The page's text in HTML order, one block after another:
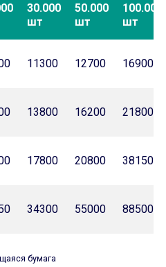
30.000
шт
50.000
шт
100.000
шт
11300 12700 16900
13800 16200 21800
17800 20800 38150
34300 55000 88500
бумага